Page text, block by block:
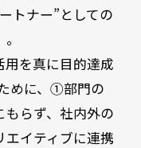
トナー”としての
を真に目的達成
めに、①部門の
もらず、社内外の
エイティブに連携